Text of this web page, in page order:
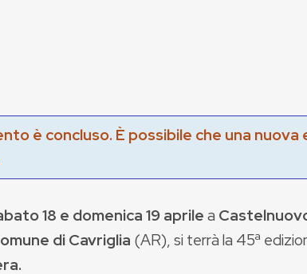
è concluso. È possibile che una
18 e domenica 19 aprilea
di Cavriglia (AR), si terrà la 45ª